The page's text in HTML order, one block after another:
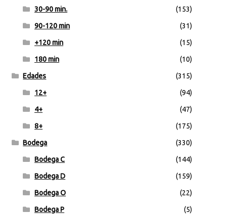
30-90 min. (153)
90-120 min (31)
+120 min (15)
180 min (10)
Edades (315)
12+ (94)
4+ (47)
8+ (175)
Bodega (330)
Bodega C (144)
Bodega D (159)
Bodega O (22)
Bodega P (5)